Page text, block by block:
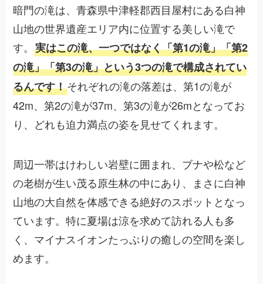
暗門の滝は、青森県中津軽郡西目屋村にある白神
山地の世界遺産エリア内に位置する美しい滝で
す。実はこの滝、一つではなく「第1の滝」「第2
の滝」「第3の滝」という3つの滝で構成されてい
るんです！それぞれの滝の落差は、第1の滝が
42m、第2の滝が37m、第3の滝が26mとなってお
り、どれも迫力満点の姿を見せてくれます。
周辺一帯はけわしい岩壁に囲まれ、ブナや松など
の老樹が生い茂る原生林の中にあり、まさに白神
山地の大自然を体感できる絶好のスポットとなっ
ています。特に夏場は涼を求めて訪れる人も多
く、マイナスイオンたっぷりの癒しの空間を楽し
めます。